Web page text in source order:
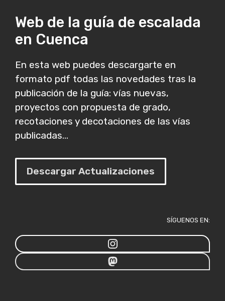
Web de la guía de escalada
en Cuenca
En esta web puedes descargarte en
formato pdf todas las novedades tras la
publicación de la guía: vías nuevas,
proyectos con propuesta de grado,
recotaciones y decotaciones de las vías
publicadas...
Descargar Actualizaciones
SÍGUENOS EN: